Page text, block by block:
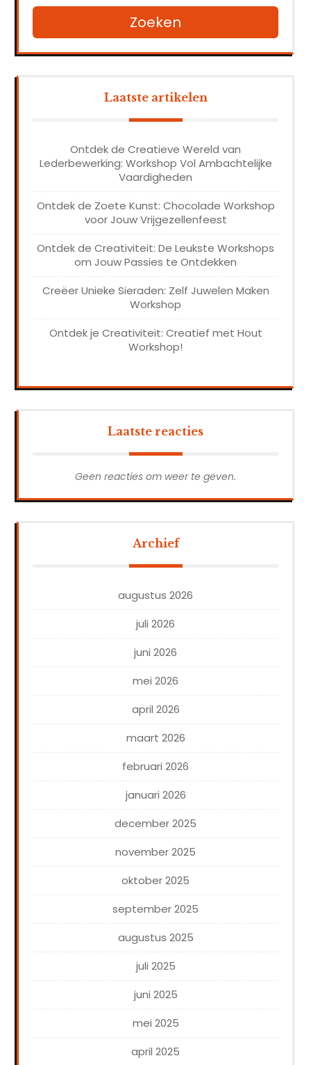
Zoeken
Laatste artikelen
Ontdek de Creatieve Wereld van
Lederbewerking: Workshop Vol Ambachtelijke
Vaardigheden
Ontdek de Zoete Kunst: Chocolade Workshop
voor Jouw Vrijgezellenfeest
Ontdek de Creativiteit: De Leukste Workshops
om Jouw Passies te Ontdekken
Creëer Unieke Sieraden: Zelf Juwelen Maken
Workshop
Ontdek je Creativiteit: Creatief met Hout
Workshop!
Laatste reacties
Geen reacties om weer te geven.
Archief
augustus 2026
juli 2026
juni 2026
mei 2026
april 2026
maart 2026
februari 2026
januari 2026
december 2025
november 2025
oktober 2025
september 2025
augustus 2025
juli 2025
juni 2025
mei 2025
april 2025